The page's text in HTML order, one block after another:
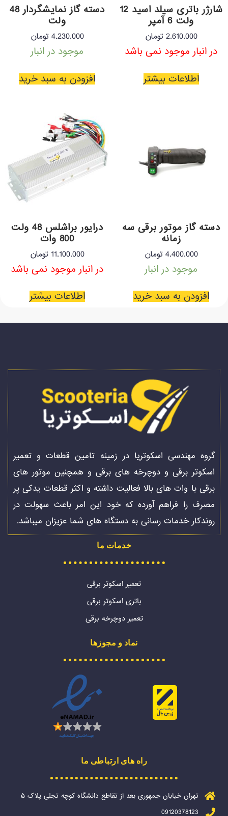
شارژر باتری سیلد اسید 12
ولت 6 آمپر
2.610.000 تومان
در انبار موجود نمی باشد
اطلاعات بیشتر
دسته گاز نمایشگردار 48
ولت
4.230.000 تومان
موجود در انبار
افزودن به سبد خرید
دسته گاز موتور برقی سه
زمانه
4.400.000 تومان
موجود در انبار
افزودن به سبد خرید
درایور براشلس 48 ولت
800 وات
11.100.000 تومان
در انبار موجود نمی باشد
اطلاعات بیشتر
گروه مهندسی اسکوتریا در زمینه تامین قطعات و تعمیر
اسکوتر برقی و دوچرخه های برقی و همچنین موتور های
برقی با وات های بالا فعالیت داشته و اکثر قطعات یدکی پر
مصرف را فراهم آورده که خود این امر باعث سهولت در
روندکار خدمات رسانی به دستگاه های شما عزیزان میباشد.
خدمات ما
تعمیر اسکوتر برقی
باتری اسکوتر برقی
تعمیر دوچرخه برقی
نماد و مجوزها
راه های ارتباطی ما
تهران خیابان جمهوری بعد از تقاطع دانشگاه کوچه تجلی پلاک ۵
09120378123